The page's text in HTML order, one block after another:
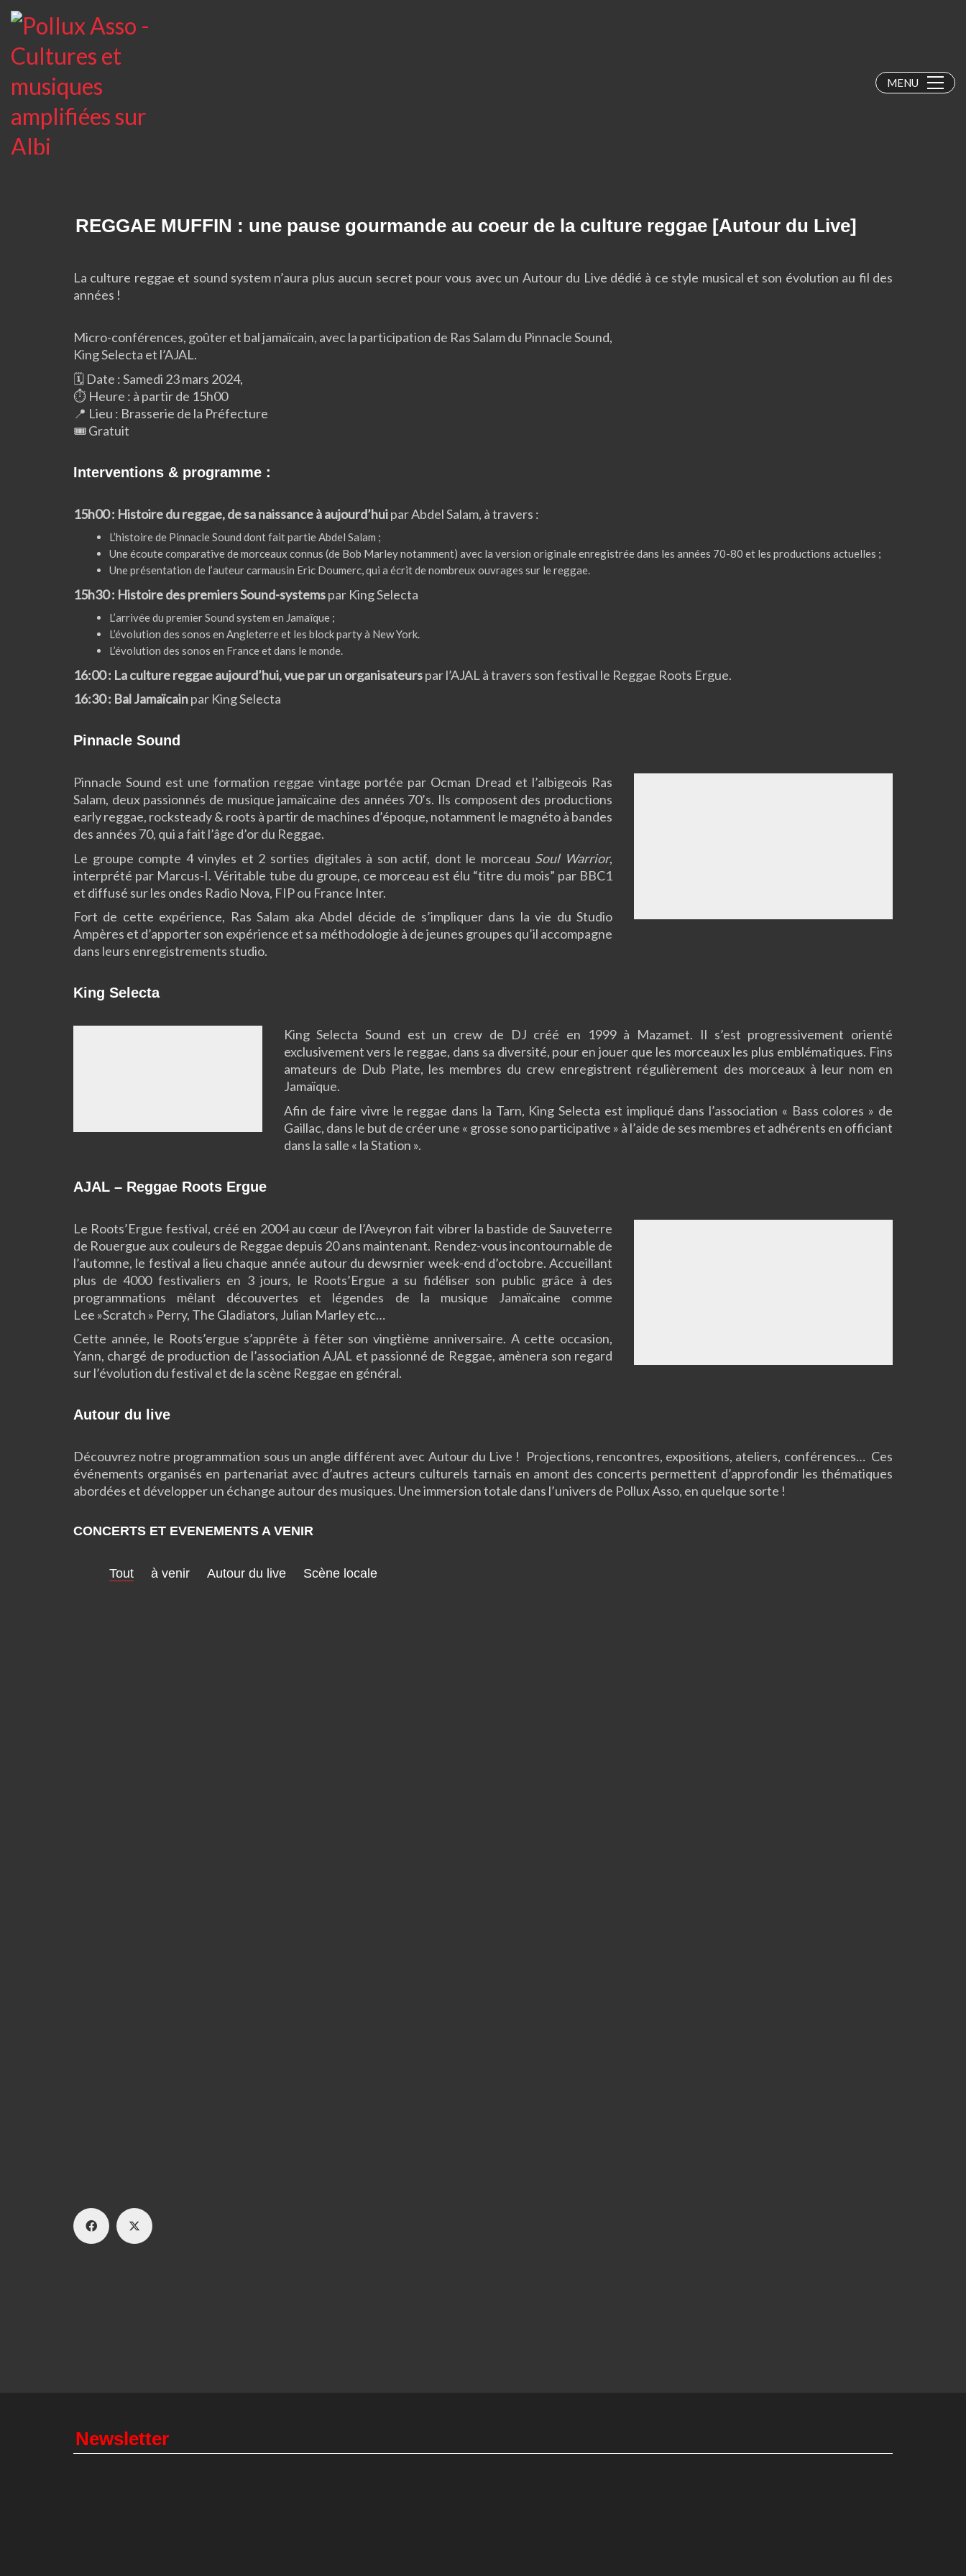
MENU
REGGAE MUFFIN : une pause gourmande au coeur de la culture reggae [Autour du Live]
La culture reggae et sound system n’aura plus aucun secret pour vous avec un Autour du Live dédié à ce style musical et son évolution au fil des
années !
Micro-conférences, goûter et bal jamaïcain, avec la participation de Ras Salam du Pinnacle Sound,
King Selecta et l’AJAL.
🗓️ Date : Samedi 23 mars 2024,
⏱️ Heure : à partir de 15h00
📍 Lieu : Brasserie de la Préfecture
🎟️ Gratuit
Interventions & programme :
15h00 : Histoire du reggae, de sa naissance à aujourd’huipar Abdel Salam, à travers :
L’histoire de Pinnacle Sound dont fait partie Abdel Salam ;
Une écoute comparative de morceaux connus (de Bob Marley notamment) avec la version originale enregistrée dans les années 70-80 et les productions actuelles ;
Une présentation de l’auteur carmausin Eric Doumerc, qui a écrit de nombreux ouvrages sur le reggae.
15h30 : Histoire des premiers Sound-systemspar King Selecta
L’arrivée du premier Sound system en Jamaïque ;
L’évolution des sonos en Angleterre et les block party à New York.
L’évolution des sonos en France et dans le monde.
16:00 : La culture reggae aujourd’hui, vue par un organisateurspar l’AJAL à travers son festival le Reggae Roots Ergue.
16:30 : Bal Jamaïcainpar King Selecta
Pinnacle Sound
Pinnacle Sound est une formation reggae vintage portée par Ocman Dread et l’albigeois Ras
Salam, deux passionnés de musique jamaïcaine des années 70’s. Ils composent des productions
early reggae, rocksteady & roots à partir de machines d’époque, notamment le magnéto à bandes
des années 70, qui a fait l’âge d’or du Reggae.
Le groupe compte 4 vinyles et 2 sorties digitales à son actif, dont le morceau Soul Warrior,
interprété par Marcus-I. Véritable tube du groupe, ce morceau est élu “titre du mois” par BBC1
et diffusé sur les ondes Radio Nova, FIP ou France Inter.
Fort de cette expérience, Ras Salam aka Abdel décide de s’impliquer dans la vie du Studio
Ampères et d’apporter son expérience et sa méthodologie à de jeunes groupes qu’il accompagne
dans leurs enregistrements studio.
King Selecta
King Selecta Sound est un crew de DJ créé en 1999 à Mazamet. Il s’est progressivement orienté
exclusivement vers le reggae, dans sa diversité, pour en jouer que les morceaux les plus emblématiques. Fins
amateurs de Dub Plate, les membres du crew enregistrent régulièrement des morceaux à leur nom en
Jamaïque.
Afin de faire vivre le reggae dans la Tarn, King Selecta est impliqué dans l’association « Bass colores » de
Gaillac, dans le but de créer une « grosse sono participative » à l’aide de ses membres et adhérents en officiant
dans la salle « la Station ».
AJAL – Reggae Roots Ergue
Le Roots’Ergue festival, créé en 2004 au cœur de l’Aveyron fait vibrer la bastide de Sauveterre
de Rouergue aux couleurs de Reggae depuis 20 ans maintenant. Rendez-vous incontournable de
l’automne, le festival a lieu chaque année autour du dewsrnier week-end d’octobre. Accueillant
plus de 4000 festivaliers en 3 jours, le Roots’Ergue a su fidéliser son public grâce à des
programmations mêlant découvertes et légendes de la musique Jamaïcaine comme
Lee »Scratch » Perry, The Gladiators, Julian Marley etc…
Cette année, le Roots’ergue s’apprête à fêter son vingtième anniversaire. A cette occasion,
Yann, chargé de production de l’association AJAL et passionné de Reggae, amènera son regard
sur l’évolution du festival et de la scène Reggae en général.
Autour du live
Découvrez notre programmation sous un angle différent avec Autour du Live ! Projections, rencontres, expositions, ateliers, conférences… Ces
événements organisés en partenariat avec d’autres acteurs culturels tarnais en amont des concerts permettent d’approfondir les thématiques
abordées et développer un échange autour des musiques. Une immersion totale dans l’univers de Pollux Asso, en quelque sorte !
CONCERTS ET EVENEMENTS A VENIR
Tout à venir Autour du live Scène locale
Newsletter